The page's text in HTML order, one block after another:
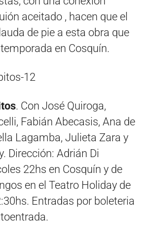
aceitado , hacen que el
de pie a esta obra que
en Cosquín.
. Con José Quiroga,
Fabián Abecasis, Ana de
Lagamba, Julieta Zara y
Dirección: Adrián Di
22hs en Cosquín y de
en el Teatro Holiday de
Entradas por boleteria